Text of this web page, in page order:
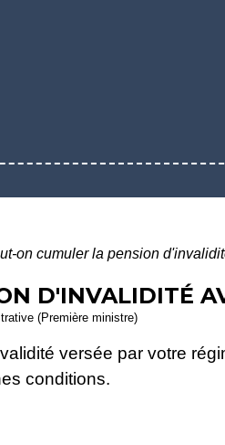
on cumuler la pension
D'INVALIDITÉ
(Première ministre)
versée par votre
conditions.